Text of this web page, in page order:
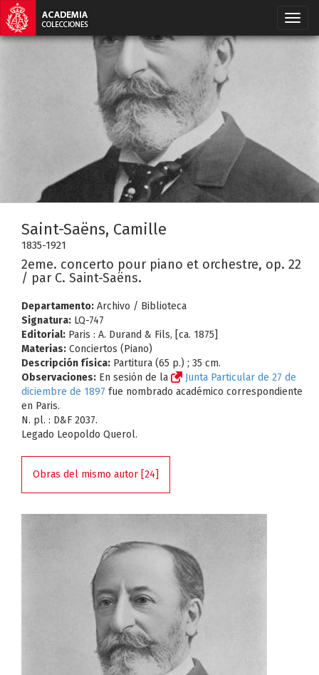
Saint-Saëns, Camille
1835-1921
2eme. concerto pour piano et orchestre, op. 22
/ par C. Saint-Saëns.
Departamento: Archivo / Biblioteca
Signatura: LQ-747
Editorial: Paris : A. Durand & Fils, [ca. 1875]
Materias: Conciertos (Piano)
Descripción física: Partitura (65 p.) ; 35 cm.
Observaciones: En sesión de la
Junta Particular de 27 de
diciembre de 1897 fue nombrado académico correspondiente
en Paris.
N. pl. : D&F 2037.
Legado Leopoldo Querol.
Obras del mismo autor [24]